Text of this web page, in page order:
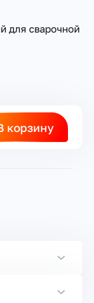
для сварочной
корзину